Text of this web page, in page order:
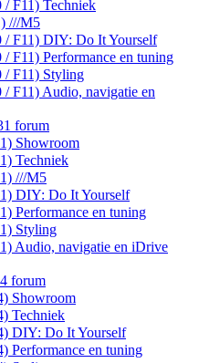
F11) Techniek
///M5
F11) DIY: Do It Yourself
Performance en tuning
F11) Styling
F11) Audio, navigatie en
forum
Showroom
Techniek
///M5
DIY: Do It Yourself
Performance en tuning
Styling
Audio, navigatie en iDrive
forum
Showroom
Techniek
DIY: Do It Yourself
en tuning